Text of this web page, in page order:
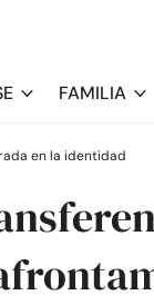
FAMILIA
en la identidad